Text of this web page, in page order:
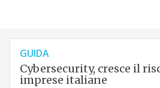
GUIDA
Cybersecurity, cresce il
imprese italiane